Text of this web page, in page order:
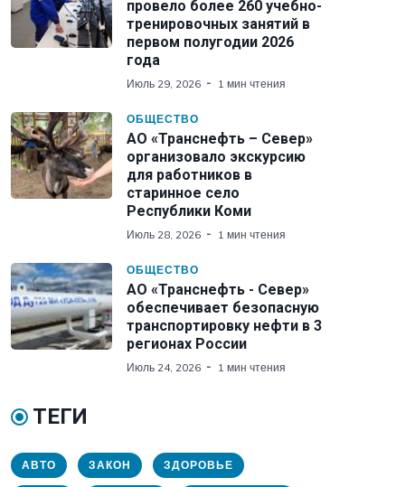
провело более 260 учебно-
тренировочных занятий в
первом полугодии 2026
года
Июль 29, 2026 1 мин чтения
ОБЩЕСТВО
АО «Транснефть – Север»
организовало экскурсию
для работников в
старинное село
Республики Коми
Июль 28, 2026 1 мин чтения
ОБЩЕСТВО
АО «Транснефть - Север»
обеспечивает безопасную
транспортировку нефти в 3
регионах России
Июль 24, 2026 1 мин чтения
ТЕГИ
АВТО ЗАКОН ЗДОРОВЬЕ